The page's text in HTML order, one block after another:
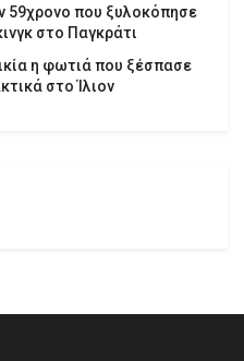
59χρονο που ξυλοκόπησε
στο Παγκράτι
η φωτιά που ξέσπασε
στο Ίλιον